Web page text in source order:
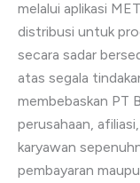
melalui aplikasi
distribusi untuk
secara sadar
atas segala
membebaskan PT
perusahaan,
karyawan
pembayaran